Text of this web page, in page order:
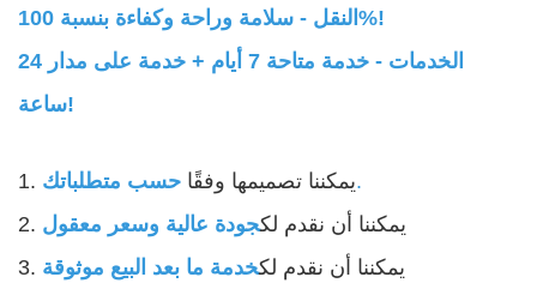
النقل - سلامة وراحة وكفاءة بنسبة 100%!
الخدمات - خدمة متاحة 7 أيام + خدمة على مدار 24
ساعة!
1. يمكننا تصميمها وفقًا حسب متطلباتك
.
2. يمكننا أن نقدم لكجودة عالية وسعر معقول
3. يمكننا أن نقدم لكخدمة ما بعد البيع موثوقة